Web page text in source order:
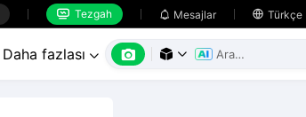
 Tezgah  Mesajlar  Türkçe
Daha fazlası    